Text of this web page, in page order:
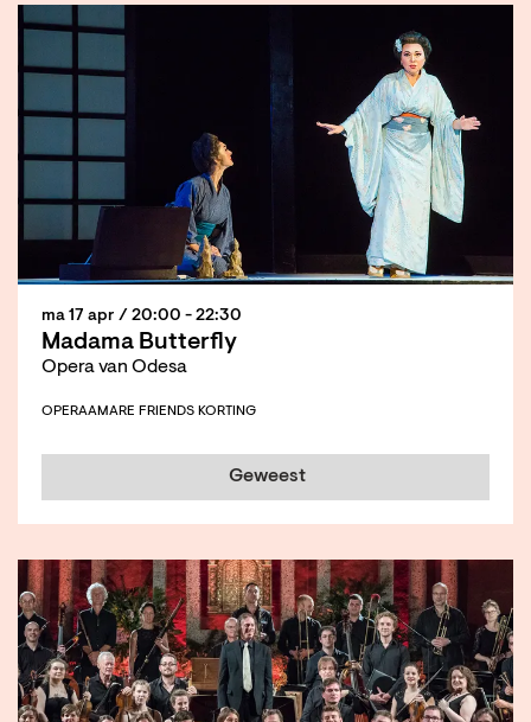
Madama Butterfly
Opera van Odesa
ma 17 apr / 20:00 - 22:30
OPERAAMARE FRIENDS KORTING
Geweest